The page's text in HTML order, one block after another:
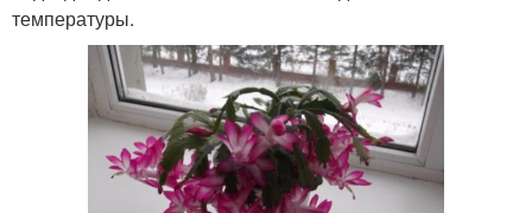
температуры.